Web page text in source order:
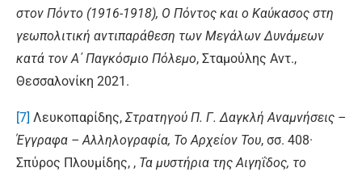
στον Πόντο (1916-1918), Ο Πόντος και ο Καύκασος στη
γεωπολιτική αντιπαράθεση των Μεγάλων Δυνάμεων
κατά τον Α΄ Παγκόσμιο Πόλεμο, Σταμούλης Αντ.,
Θεσσαλονίκη 2021.
[7] Λευκοπαρίδης,Στρατηγού Π. Γ. Δαγκλή Αναμνήσεις –
Έγγραφα – Αλληλογραφία, Το Αρχείον Του, σσ. 408·
Σπύρος Πλουμίδης, , Τα μυστήρια της Αιγηΐδος, το